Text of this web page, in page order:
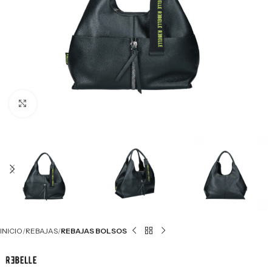
INICIO REBAJAS REBAJAS BOLSOS